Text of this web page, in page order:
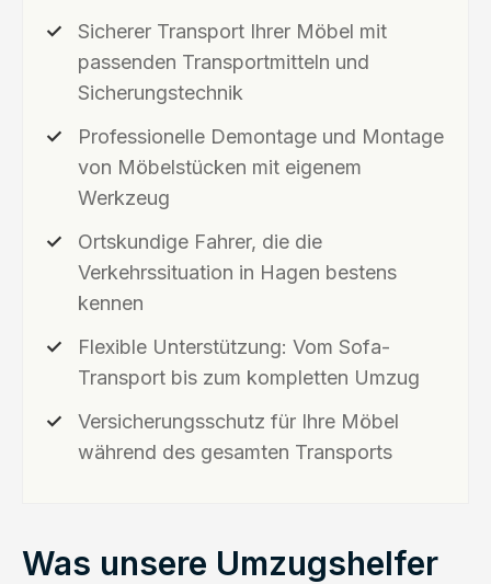
Sicherer Transport Ihrer Möbel mit
passenden Transportmitteln und
Sicherungstechnik
Professionelle Demontage und Montage
von Möbelstücken mit eigenem
Werkzeug
Ortskundige Fahrer, die die
Verkehrssituation in Hagen bestens
kennen
Flexible Unterstützung: Vom Sofa-
Transport bis zum kompletten Umzug
Versicherungsschutz für Ihre Möbel
während des gesamten Transports
Was unsere Umzugshelfer